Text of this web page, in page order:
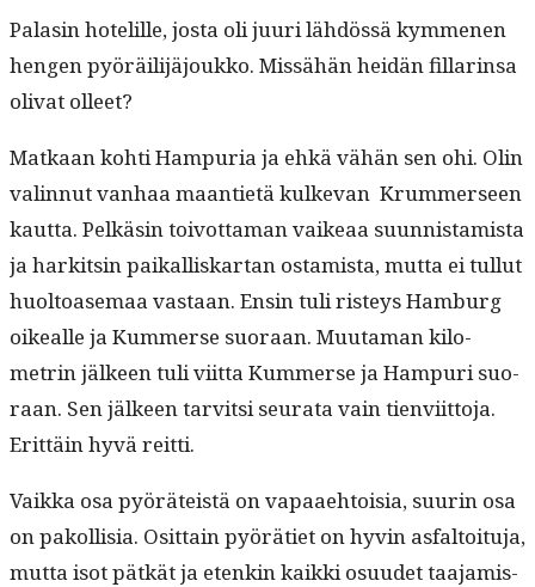
Palasin hotelille, jos­ta oli juuri lähdössä kymme­nen
hen­gen pyöräil­i­jäjoukko. Mis­sähän hei­dän fil­lar­in­sa
oli­vat olleet?
Matkaan kohti Ham­puria ja ehkä vähän sen ohi. Olin
valin­nut van­haa maanti­etä kulke­van Krum­merseen
kaut­ta. Pelkäsin toiv­ot­ta­man vaikeaa suun­nistamista
ja hark­itsin paikalliskar­tan ostamista, mut­ta ei tul­lut
huoltoase­maa vas­taan. Ensin tuli risteys Ham­burg
oikealle ja Kum­merse suo­raan. Muu­ta­man kilo­
metrin jäl­keen tuli viit­ta Kum­merse ja Ham­puri suo­
raan. Sen jäl­keen tarvit­si seu­ra­ta vain tien­vi­it­to­ja.
Erit­täin hyvä reitti.
Vaik­ka osa pyöräteistä on vapaae­htoisia, suurin osa
on pakol­lisia. Osit­tain pyöräti­et on hyvin asfal­toitu­ja,
mut­ta isot pätkät ja etenkin kaik­ki osu­udet taa­jamis­